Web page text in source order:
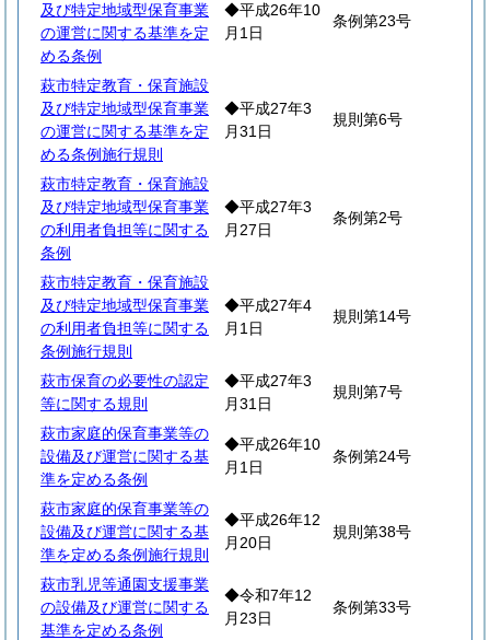
及び特定地域型保育事業
の運営に関する基準を定
める条例
◆平成26年10
月1日
条例第23号
萩市特定教育・保育施設
及び特定地域型保育事業
の運営に関する基準を定
める条例施行規則
◆平成27年3
月31日
規則第6号
萩市特定教育・保育施設
及び特定地域型保育事業
の利用者負担等に関する
条例
◆平成27年3
月27日
条例第2号
萩市特定教育・保育施設
及び特定地域型保育事業
の利用者負担等に関する
条例施行規則
◆平成27年4
月1日
規則第14号
萩市保育の必要性の認定
等に関する規則
◆平成27年3
月31日
規則第7号
萩市家庭的保育事業等の
設備及び運営に関する基
準を定める条例
◆平成26年10
月1日
条例第24号
萩市家庭的保育事業等の
設備及び運営に関する基
準を定める条例施行規則
◆平成26年12
月20日
規則第38号
萩市乳児等通園支援事業
の設備及び運営に関する
基準を定める条例
◆令和7年12
月23日
条例第33号